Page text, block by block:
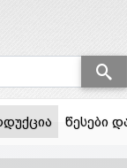
(current)
წესები